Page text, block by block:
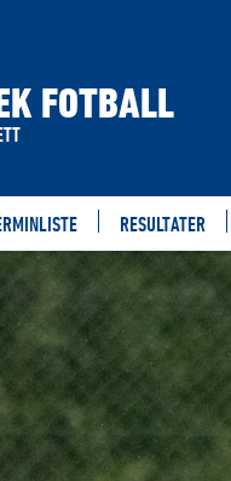
FOTBALL
RESULTATER